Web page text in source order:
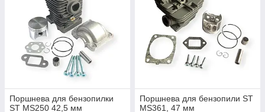
Поршнева для бензопилки
ST MS250 42,5 мм
Поршнева для бензопили ST
MS361, 47 мм